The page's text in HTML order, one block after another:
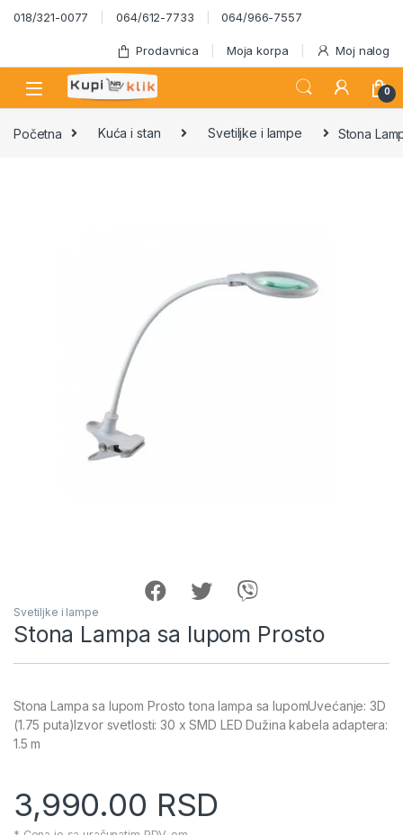
Skip to navigation
Skip to content
018/321-0077 064/612-7733 064/966-7557
Prodavnica Moja korpa Moj nalog
0
Početna Kuća i stan Svetiljke i lampe Stona
Svetiljke i lampe
Stona Lampa sa lupom Prosto
Stona Lampa sa lupom Prosto tona lampa sa lupomUvećanje: 3D
(1.75 puta)Izvor svetlosti: 30 x SMD LED Dužina kabela adaptera:
1.5 m
3,990.00 RSD